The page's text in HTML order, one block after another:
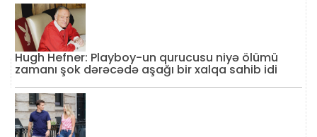
Hugh Hefner: Playboy-un qurucusu niyə ölümü
zamanı şok dərəcədə aşağı bir xalqa sahib idi